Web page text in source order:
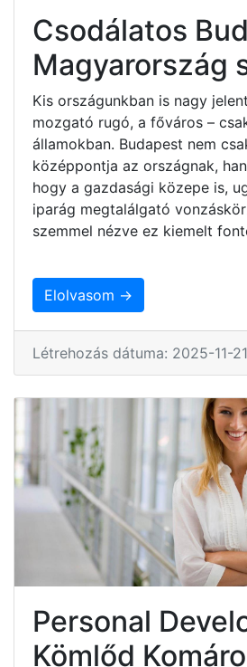
Csodálatos
Magyarország
Kis országunkban is nagy
mozgató rugó, a főváros –
államokban. Budapest nem
középpontja az országnak,
hogy a gazdasági közepe is,
iparág megtalálgató
szemmel nézve ez kiemelt
Elolvasom →
Létrehozás dátuma: 2025-11-21
Personal
Kömlőd